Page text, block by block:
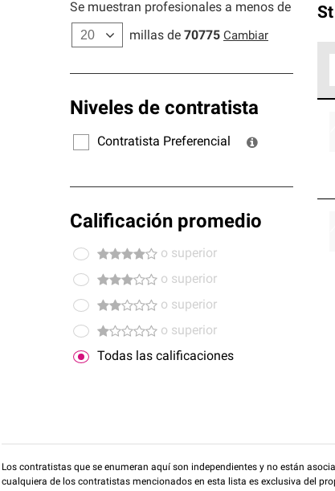
Se muestran profesionales a menos de
millas de 70775 Cambiar
Niveles de contratista
Contratista Preferencial
Calificación promedio
o superior
o superior
o superior
o superior
Todas las calificaciones
Los contratistas que se enumeran aquí son independientes y no están
cualquiera de los contratistas mencionados en esta lista es exclusiva del